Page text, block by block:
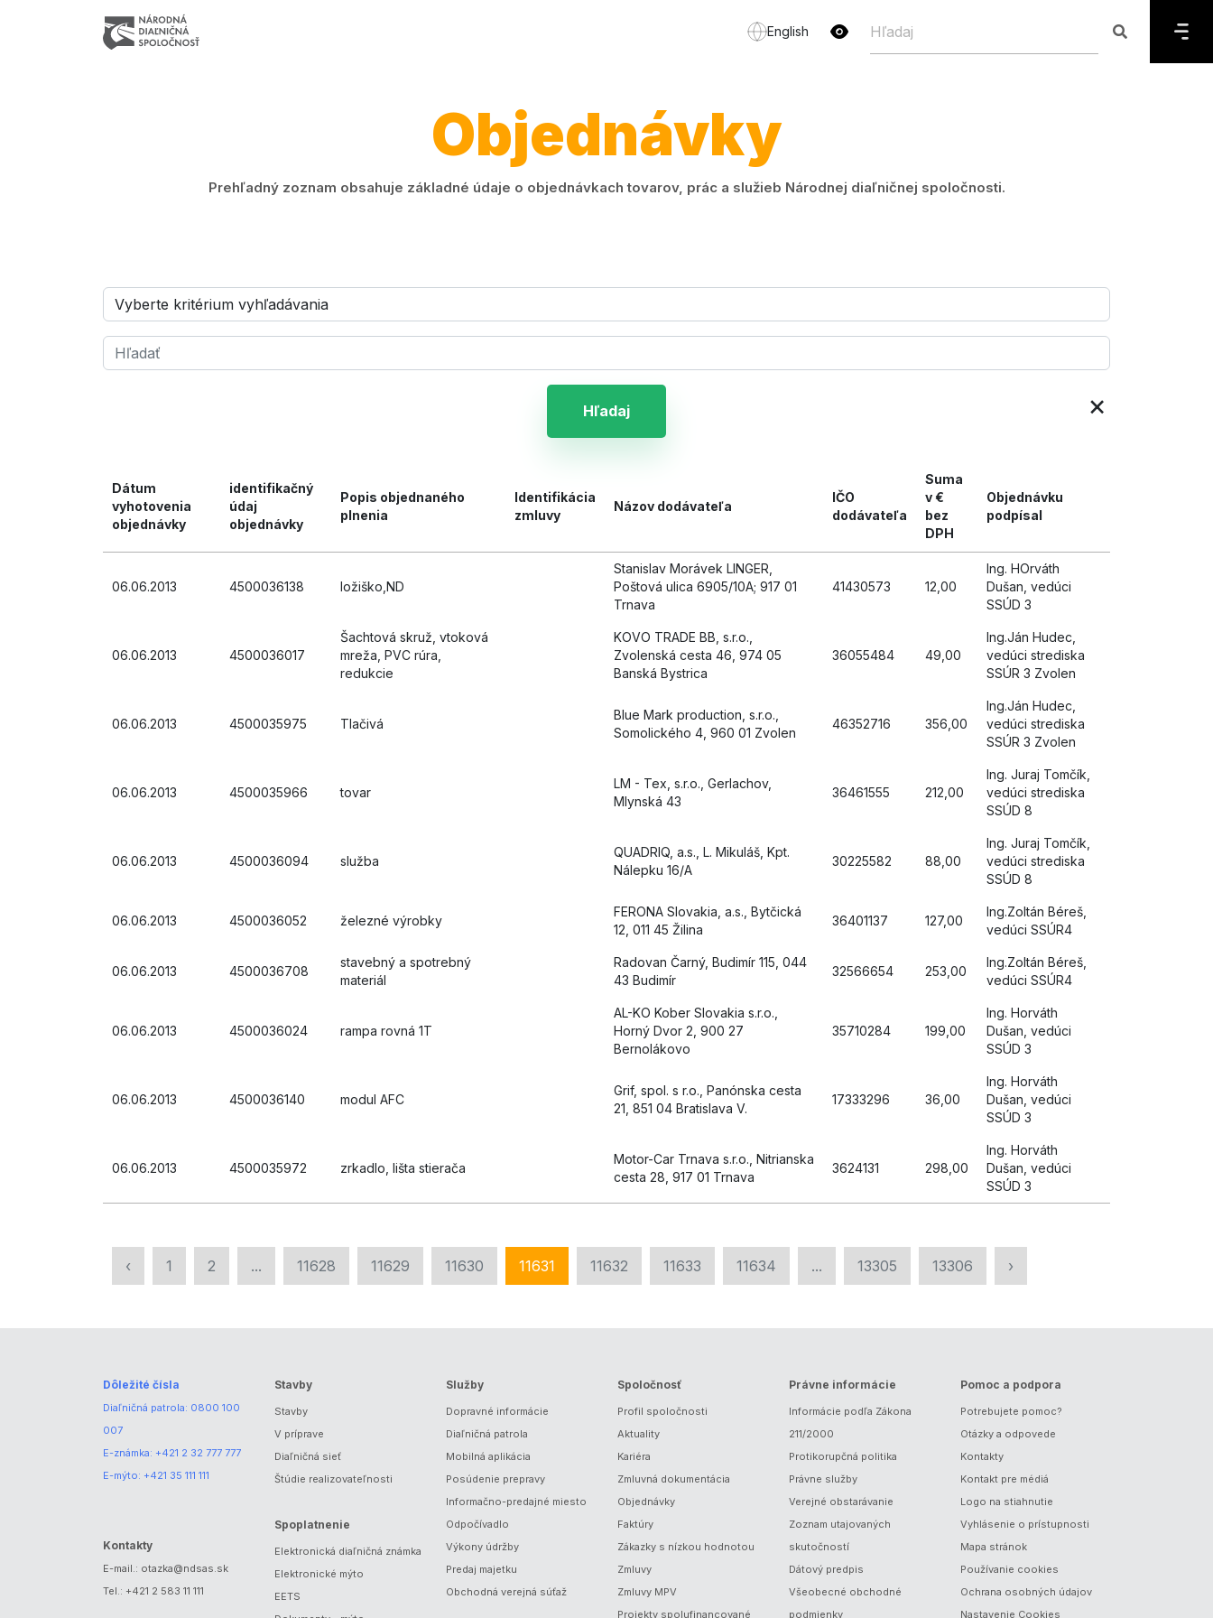
English
Objednávky
Prehľadný zoznam obsahuje základné údaje o objednávkach tovarov, prác a služieb Národnej diaľničnej spoločnosti.
Hľadaj ×
Dátum
vyhotovenia
objednávky
identifikačný
údaj
objednávky
Popis objednaného
plnenia
Identifikácia
zmluvy
Názov dodávateľa
IČO
dodávateľa
Suma
v €
bez
DPH
Objednávku
podpísal
06.06.2013 4500036138 ložiško,ND
Stanislav Morávek LINGER,
Poštová ulica 6905/10A; 917 01
Trnava
41430573 12,00
Ing. HOrváth
Dušan, vedúci
SSÚD 3
06.06.2013 4500036017
Šachtová skruž, vtoková
mreža, PVC rúra,
redukcie
KOVO TRADE BB, s.r.o.,
Zvolenská cesta 46, 974 05
Banská Bystrica
36055484 49,00
Ing.Ján Hudec,
vedúci strediska
SSÚR 3 Zvolen
06.06.2013 4500035975 Tlačivá
Blue Mark production, s.r.o.,
Somolického 4, 960 01 Zvolen
46352716 356,00
Ing.Ján Hudec,
vedúci strediska
SSÚR 3 Zvolen
06.06.2013 4500035966 tovar
LM - Tex, s.r.o., Gerlachov,
Mlynská 43
36461555 212,00
Ing. Juraj Tomčík,
vedúci strediska
SSÚD 8
06.06.2013 4500036094 služba
QUADRIQ, a.s., L. Mikuláš, Kpt.
Nálepku 16/A
30225582 88,00
Ing. Juraj Tomčík,
vedúci strediska
SSÚD 8
06.06.2013 4500036052 železné výrobky
FERONA Slovakia, a.s., Bytčická
12, 011 45 Žilina
36401137 127,00
Ing.Zoltán Béreš,
vedúci SSÚR4
06.06.2013 4500036708
stavebný a spotrebný
materiál
Radovan Čarný, Budimír 115, 044
43 Budimír
32566654 253,00
Ing.Zoltán Béreš,
vedúci SSÚR4
06.06.2013 4500036024 rampa rovná 1T
AL-KO Kober Slovakia s.r.o.,
Horný Dvor 2, 900 27
Bernolákovo
35710284 199,00
Ing. Horváth
Dušan, vedúci
SSÚD 3
06.06.2013 4500036140 modul AFC
Grif, spol. s r.o., Panónska cesta
21, 851 04 Bratislava V.
17333296 36,00
Ing. Horváth
Dušan, vedúci
SSÚD 3
06.06.2013 4500035972 zrkadlo, lišta stierača
Motor-Car Trnava s.r.o., Nitrianska
cesta 28, 917 01 Trnava
3624131 298,00
Ing. Horváth
Dušan, vedúci
SSÚD 3
‹ 1 2 ... 11628 11629 11630 11631 11632 11633 11634 ... 13305 13306 ›
Dôležité čísla
Diaľničná patrola: 0800 100
007
E-známka: +421 2 32 777 777
E-mýto: +421 35 111 111
Kontakty
E-mail.: otazka@ndsas.sk
Tel.: +421 2 583 11 111
Stavby
Stavby
V príprave
Diaľničná sieť
Štúdie realizovateľnosti
Spoplatnenie
Elektronická diaľničná známka
Elektronické mýto
EETS
Služby
Dopravné informácie
Diaľničná patrola
Mobilná aplikácia
Posúdenie prepravy
Informačno-predajné miesto
Odpočívadlo
Výkony údržby
Predaj majetku
Obchodná verejná súťaž
Spoločnosť
Profil spoločnosti
Aktuality
Kariéra
Zmluvná dokumentácia
Objednávky
Faktúry
Zákazky s nízkou hodnotou
Zmluvy
Zmluvy MPV
Projekty spolufinancované
Právne informácie
Informácie podľa Zákona
211/2000
Protikorupčná politika
Právne služby
Verejné obstarávanie
Zoznam utajovaných
skutočností
Dátový predpis
Všeobecné obchodné
podmienky
Pomoc a podpora
Potrebujete pomoc?
Otázky a odpovede
Kontakty
Kontakt pre médiá
Logo na stiahnutie
Vyhlásenie o prístupnosti
Mapa stránok
Používanie cookies
Ochrana osobných údajov
Nastavenie Cookies